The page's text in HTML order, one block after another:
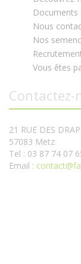
Documents
Nous
Nos
Vous êtes
Contactez-
21 RUE DES
57083 Metz
Tel : 03 87 74 07
Email :